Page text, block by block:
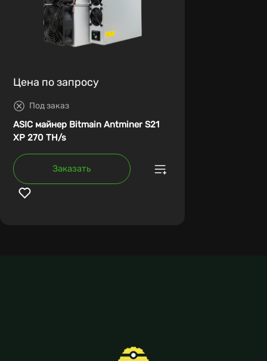
Цена по запросу
Под заказ
ASIC майнер Bitmain Antminer S21
XP 270 TH/s
Заказать